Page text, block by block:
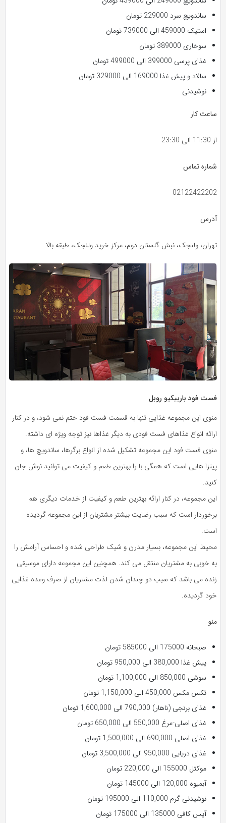
ساندویچ سرد 229000 تومان
استیک 459000 الی 739000 تومان
سوخاری 389000 تومان
غذای پرسی 399000 الی 499000 تومان
سالاد و پیش غذا 169000 الی 329000 تومان
نوشیدنی
ساعت کار
از 11:30 الی 23:30
شماره تماس
02122422202
آدرس
تهران، ولنجک، نبش گلستان دوم، مرکز خرید ولنجک، طبقه بالا
فست فود باربیکیو روبل
منوی این مجموعه غذایی تنها به قسمت فست فود ختم نمی شود، و در کنار
ارائه انواع غذاهای فست فودی به دیگر غذاها نیز توجه ویژه ای داشته.
منوی فست فود این مجموعه تشکیل شده از انواع برگرها، ساندویچ ها، و
پیتزا هایی است که همگی با را بهترین طعم و کیفیت می توانید نوش جان
کنید.
این مجموعه، در کنار ارائه بهترین طعم و کیفیت از خدمات دیگری هم
برخوردار است که سبب رضایت بیشتر مشتریان از این مجموعه گردیده
است.
محیط این مجموعه، بسیار مدرن و شیک طراحی شده و احساس آرامش را
به خوبی به مشتریان منتقل می کند. همچنین این مجموعه دارای موسیقی
زنده می باشد که سبب دو چندان شدن لذت مشتریان از صرف وعده غذایی
خود گردیده.
منو
صبحانه 175000 الی 585000 تومان
پیش غذا 380,000 الی 950,000 تومان
سوشی 850,000 الی 1,100,000 تومان
تکس مکس 450,000 الی 1,150,000 تومان
غذای برنجی (ناهار) 790,000 الی 1,600,000 تومان
غذای اصلی-مرغ 550,000 الی 650,000 تومان
غذای اصلی 690,000 الی 1,500,000 تومان
غذای دریایی 950,000 الی 3,500,000 تومان
موکتل 155000 الی 220,000 تومان
آبمیوه 120,000 الی 145000 تومان
نوشیدنی گرم 110,000 الی 195000 تومان
آیس کافی 135000 الی 175000 تومان